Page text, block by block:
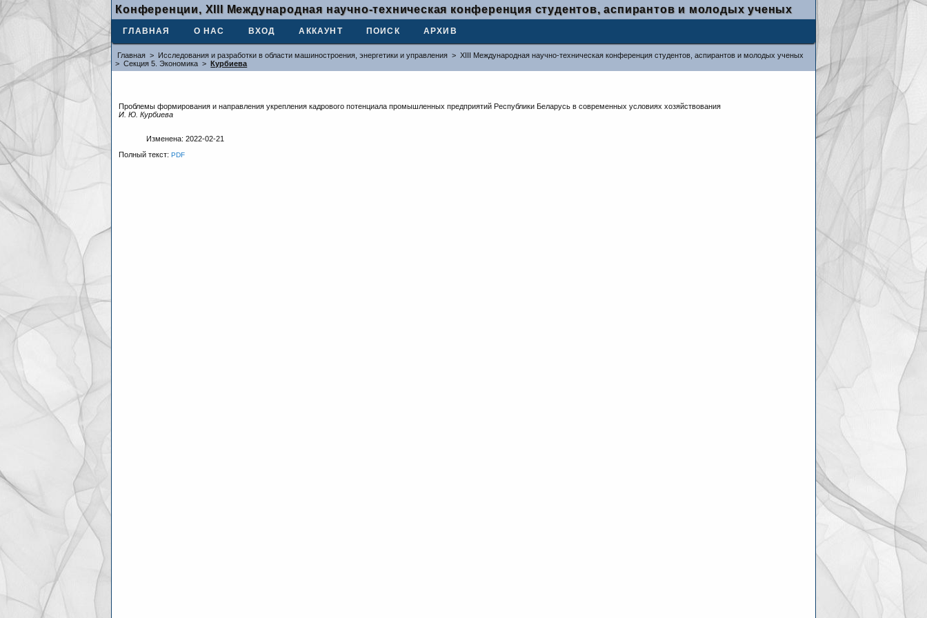
Конференции, XIII Международная научно-техническая конференция студентов, аспирантов и молодых ученых
ГЛАВНАЯ О НАС ВХОД АККАУНТ ПОИСК АРХИВ
Главная > Исследования и разработки в области машиностроения, энергетики и управления > XIII Международная научно-техническая конференция студентов, аспирантов и молодых ученых
> Секция 5. Экономика > Курбиева
Проблемы формирования и направления укрепления кадрового потенциала промышленных предприятий Республики Беларусь в современных условиях хозяйствования
И. Ю. Курбиева
Изменена: 2022-02-21
Полный текст:PDF